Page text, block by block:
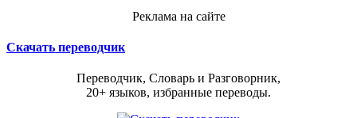
Реклама на сайте
Скачать переводчик
Переводчик, Словарь и Разговорник,
20+ языков, избранные переводы.